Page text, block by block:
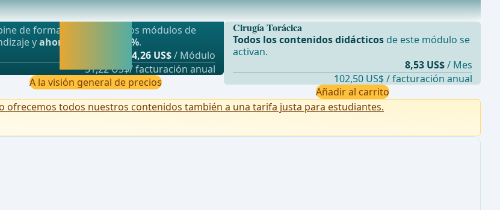
vascular y cirugía toráci
más popular
- Ahorro flexible
de forma flexible nuestros módulos de
yahorre hasta un 50%.
4,26 US$/ Módulo
51,22 US$/ facturación anual
A la visión general de precios
Cirugía Torácica
Todos los contenidos didácticosde este módulo se
activan.
8,53 US$ / Mes
102,50 US$ / facturación anual
Añadir al carrito
ofrecemos todos nuestros contenidos también a una tarifa justa para estudiantes.